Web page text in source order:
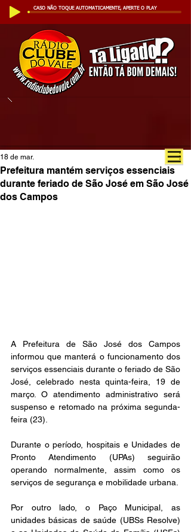
CASO NÃO TOQUE AUTOMATICAMENTE, APERTE O PLAY
Prefeitura mantém serviços essenciais
durante feriado de São José em São José
dos Campos
18 de mar.
A Prefeitura de São José dos Campos
informou que manterá o funcionamento dos
serviços essenciais durante o feriado de São
José, celebrado nesta quinta-feira, 19 de
março. O atendimento administrativo será
suspenso e retomado na próxima segunda-
feira (23).
Durante o período, hospitais e Unidades de
Pronto Atendimento (UPAs) seguirão
operando normalmente, assim como os
serviços de segurança e mobilidade urbana.
Por outro lado, o Paço Municipal, as
unidades básicas de saúde (UBSs Resolve)